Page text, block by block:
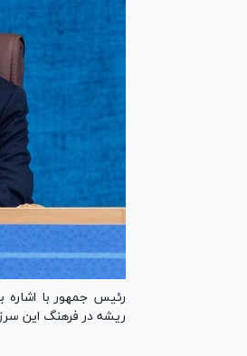
رئیس جمهور با اشاره
ریشه در فرهنگ این